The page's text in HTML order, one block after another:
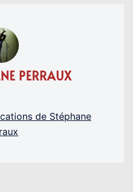
PERRAUX
de Stéphane